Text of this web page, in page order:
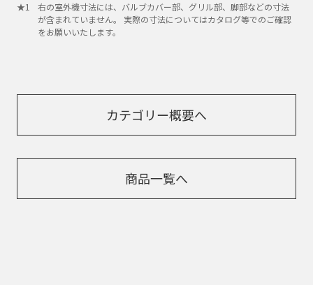
右の室外機寸法には、バルブカバー部、グリル部、脚部などの寸法
が含まれていません。 実際の寸法についてはカタログ等でのご確認
をお願いいたします。
カテゴリー概要へ
商品一覧へ